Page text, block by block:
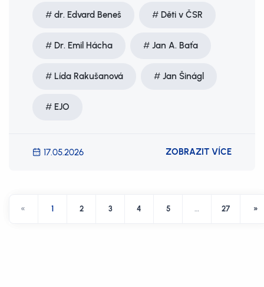
dr. Edvard Beneš Děti v ČSR
Dr. Emil Hácha Jan A. Baťa
Lída Rakušanová Jan Šinágl
EJO
17.05.2026 ZOBRAZIT VÍCE
« 1 2 3 4 5 … 27 »